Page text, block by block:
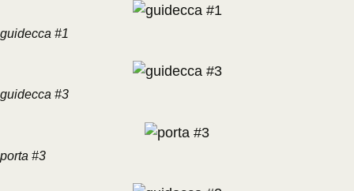
guidecca #1
guidecca #3
porta #3